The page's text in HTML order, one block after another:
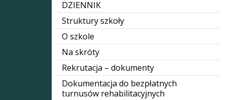
DZIENNIK
Struktury szkoły
O szkole
Na skróty
Rekrutacja – dokumenty
Dokumentacja do bezpłatnych
turnusów rehabilitacyjnych